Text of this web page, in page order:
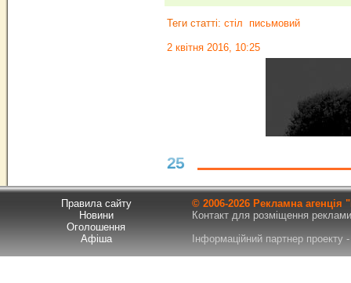
Теги статті: стіл письмовий
2 квітня 2016, 10:25
25
Правила сайту
Новини
Оголошення
Афіша
© 2006-2026 Рекламна
Контакт для розміщення
Інформаційний партнер проекту